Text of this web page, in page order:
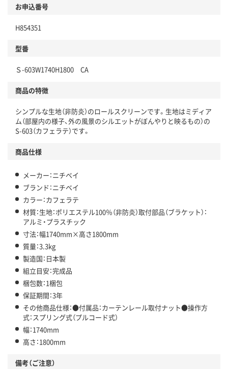
お申込番号
H854351
型番
Ｓ-603W1740H1800 CA
商品の特徴
シンプルな生地（非防炎）のロールスクリーンです。生地はミディア
ム（部屋内の様子、外の風景のシルエットがぼんやりと映るもの）の
S-603（カフェラテ）です。
商品仕様
メーカー：ニチベイ
ブランド：ニチベイ
カラー：カフェラテ
材質：生地：ポリエステル100％（非防炎）取付部品（ブラケット）：
アルミ・プラスチック
寸法：幅1740mm×高さ1800mm
質量：3.3kg
製造国：日本製
組立目安：完成品
梱包数：1梱包
保証期間：3年
その他商品仕様：●付属品：カーテンレール取付ナット●操作方
式：スプリング式（プルコード式）
幅：1740mm
高さ：1800mm
備考（ご注意）